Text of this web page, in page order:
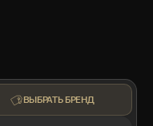
ВЫБРАТЬ БРЕНД